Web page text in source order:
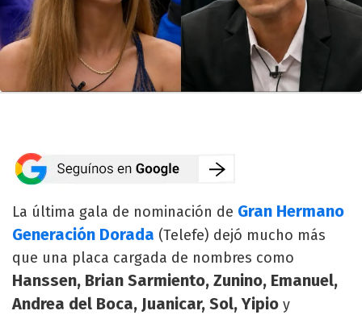
La última gala de nominación de Gran Hermano
Generación Dorada (Telefe) dejó mucho más
que una placa cargada de nombres como
Hanssen, Brian Sarmiento, Zunino, Emanuel,
Andrea del Boca, Juanicar, Sol, Yipio y